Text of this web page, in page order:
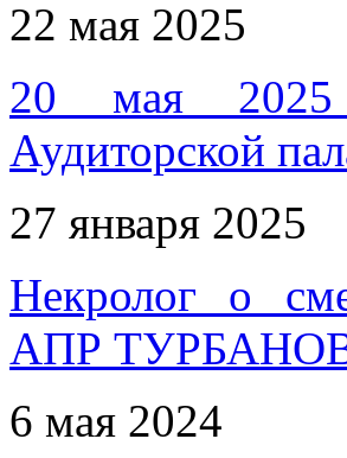
22 мая 2025
20 мая 2025
Аудиторской
27 января 2025
Некролог о
АПР
6 мая 2024